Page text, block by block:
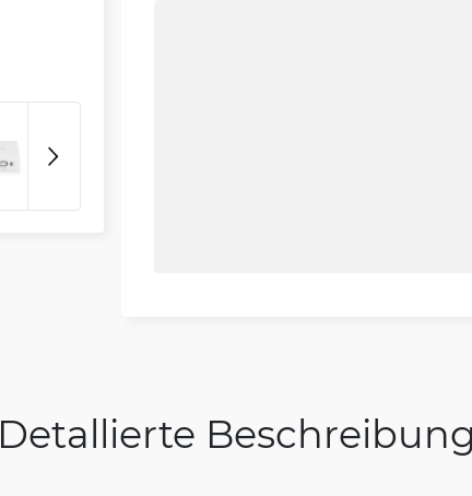
Detallierte Beschreibung